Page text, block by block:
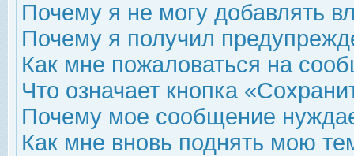
Почему я не могу добавлять
Почему я получил
Как мне пожаловаться на
Что означает кнопка
Почему мое сообщение
Как мне вновь поднять мою